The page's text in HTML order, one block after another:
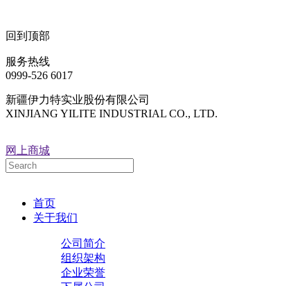
回到顶部
服务热线
0999-526 6017
新疆伊力特实业股份有限公司
XINJIANG YILITE INDUSTRIAL CO., LTD.
网上商城
首页
关于我们
公司简介
组织架构
企业荣誉